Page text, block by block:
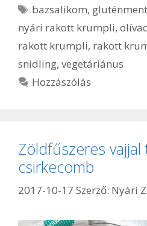
Címkék
bazsalikom,
nyári rakott krumpli,
rakott krumpli, rakott
snidling, vegetáriánus
Hozzászólás
Zöldfűszeres
csirkecomb
2017-10-17 Szerző: Nyári